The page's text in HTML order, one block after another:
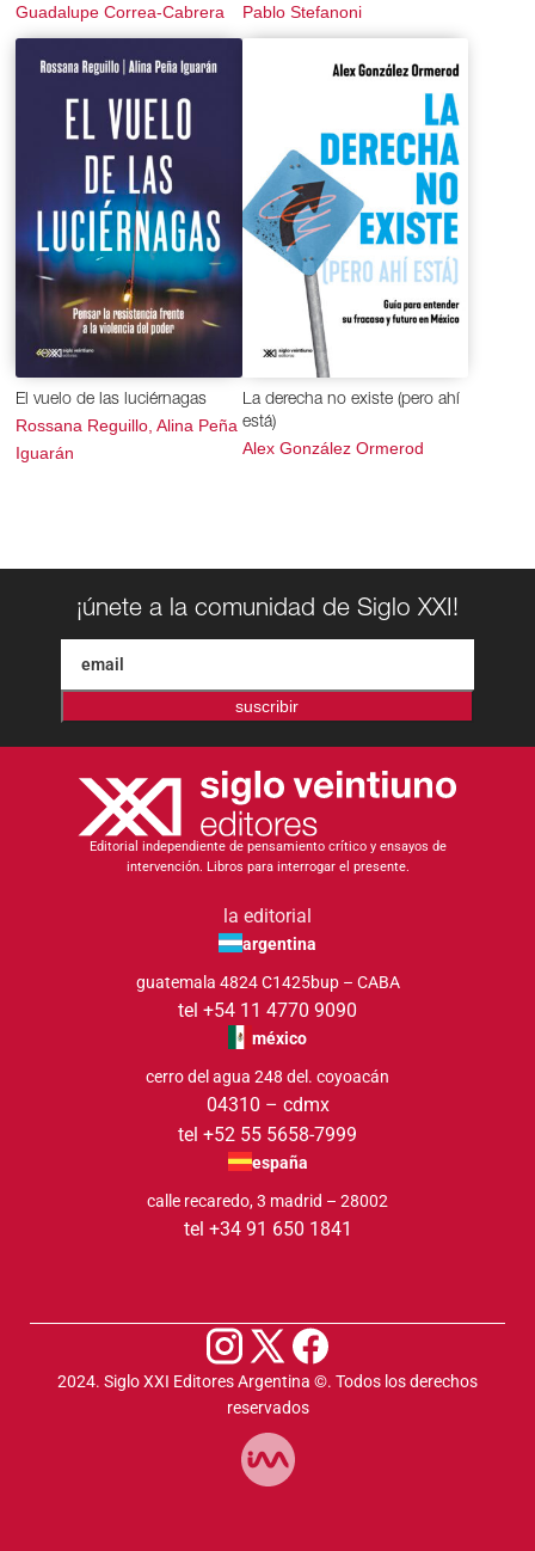
Guadalupe Correa-Cabrera Pablo Stefanoni
El vuelo de las luciérnagas
Rossana Reguillo, Alina Peña
Iguarán
La derecha no existe (pero ahí
está)
Alex González Ormerod
¡únete a la comunidad de Siglo XXI!
suscribir
Editorial independiente de pensamiento crítico y ensayos de
intervención. Libros para interrogar el presente.
la editorial
argentina
guatemala 4824 C1425bup – CABA
tel +54 11 4770 9090
méxico
cerro del agua 248 del. coyoacán
04310 – cdmx
tel +52 55 5658-7999
españa
calle recaredo, 3 madrid – 28002
tel +34 91 650 1841
2024. Siglo XXI Editores Argentina ©️. Todos los derechos
reservados